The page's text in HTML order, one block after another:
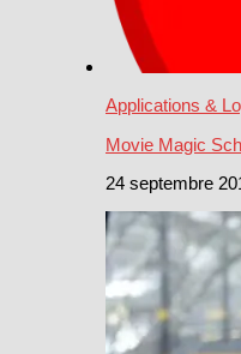
Applications &
Movie Magic
24 septembre